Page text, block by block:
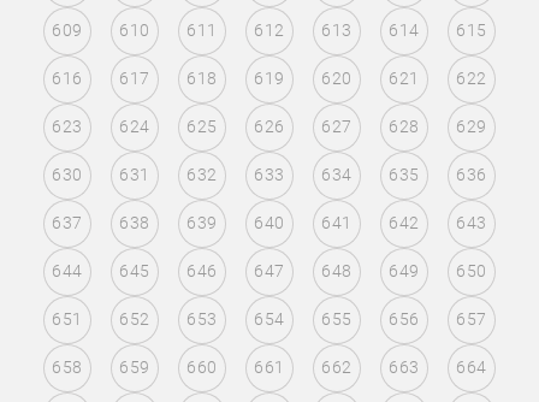
609 610 611 612 613 614 615
616 617 618 619 620 621 622
623 624 625 626 627 628 629
630 631 632 633 634 635 636
637 638 639 640 641 642 643
644 645 646 647 648 649 650
651 652 653 654 655 656 657
658 659 660 661 662 663 664